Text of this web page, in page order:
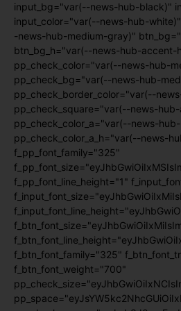
input_bg="var(--news-hub-black)"
input_color="var(--news-hub-
-news-hub-medium-gray)"
btn_bg_h="var(--news-hub-accent-
pp_check_color="var(--news-hub-
pp_check_bg="var(--news-hub-
pp_check_border_color="var(--
pp_check_square="var(--news-
pp_check_color_a="var(--news-
pp_check_color_a_h="var(--news-
f_pp_font_family="325"
f_pp_font_line_height="1"
f_btn_font_family="325"
f_btn_font_weight="700"